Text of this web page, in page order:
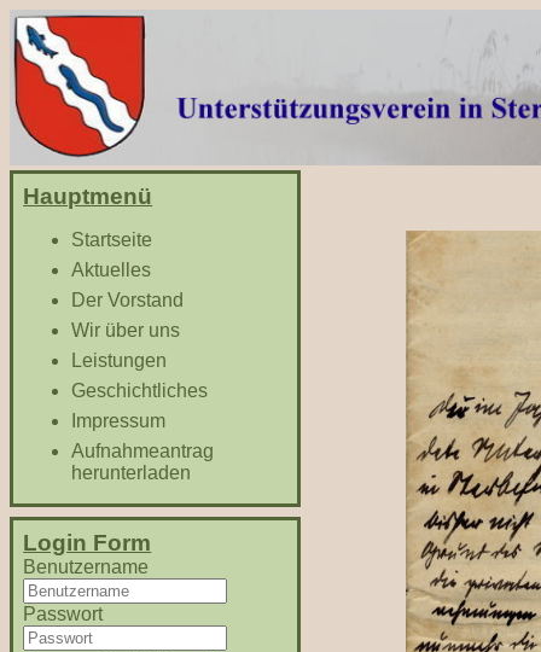
Hauptmenü
Startseite
Aktuelles
Der Vorstand
Wir über uns
Leistungen
Geschichtliches
Impressum
Aufnahmeantrag
herunterladen
Login Form
Benutzername
Passwort